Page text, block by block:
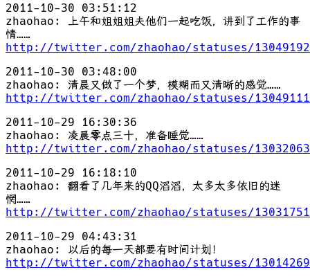
2011-10-30 03:51:12
zhaohao: 上午和姐姐姐夫他们一起吃饭，讲到了工作的事
情……
http://twitter.com/zhaohao/statuses/
2011-10-30 03:48:00
zhaohao: 清晨又做了一个梦，模糊而又清晰的感觉……
http://twitter.com/zhaohao/statuses/
2011-10-29 16:30:36
zhaohao: 凌晨零点三十，准备睡觉……
http://twitter.com/zhaohao/statuses/
2011-10-29 16:18:10
zhaohao: 翻看了几年来的QQ滔滔，太多太多依旧的迷
惘……
http://twitter.com/zhaohao/statuses/
2011-10-29 04:43:31
zhaohao: 以后的每一天都要有时间计划！
http://twitter.com/zhaohao/statuses/